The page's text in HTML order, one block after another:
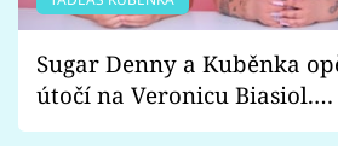
Sugar Denny a Kuběnka
útočí na Veronicu Biasiol.
Proč je podle nich falešná a